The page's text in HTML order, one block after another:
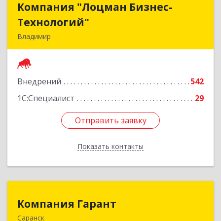
Компания "Лоцман Бизнес-
Технологий"
Владимир
Внедрений
542
1С:Специалист
29
Отправить заявку
Показать контакты
Компания "Лоцман Бизнес-
Подробнее
Отправить заявку
Назад
Компания Гарант
Саранск